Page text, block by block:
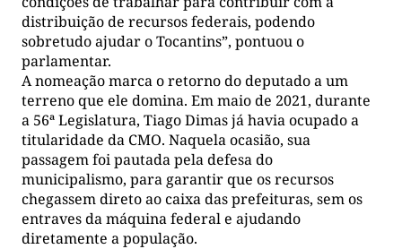
distribuição de recursos federais, podendo
sobretudo ajudar o Tocantins”, pontuou o
parlamentar.
A nomeação marca o retorno do deputado a um
terreno que ele domina. Em maio de 2021, durante
a 56ª Legislatura, Tiago Dimas já havia ocupado a
titularidade da CMO. Naquela ocasião, sua
passagem foi pautada pela defesa do
municipalismo, para garantir que os recursos
chegassem direto ao caixa das prefeituras, sem os
entraves da máquina federal e ajudando
diretamente a população.